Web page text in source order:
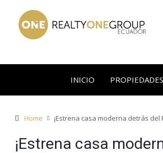
INICIO PROPIEDADES
Home ¡Estrena casa moderna detrás
¡Estrena casa